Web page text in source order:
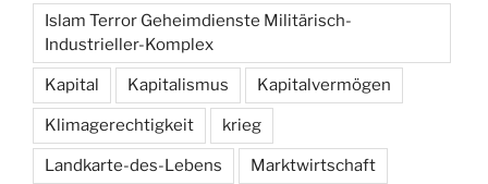
Islam Terror Geheimdienste Militärisch-
Industrieller-Komplex
Kapital Kapitalismus Kapitalvermögen
Klimagerechtigkeit krieg
Landkarte-des-Lebens Marktwirtschaft